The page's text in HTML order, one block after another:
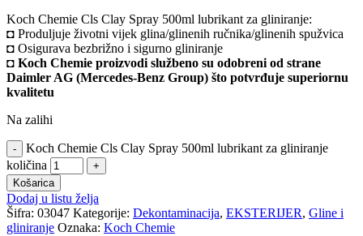
Koch Chemie Cls Clay Spray 500ml lubrikant za gliniranje:
◘ Produljuje životni vijek glina/glinenih ručnika/glinenih spužvica
◘ Osigurava bezbrižno i sigurno gliniranje
◘ Koch Chemie proizvodi službeno su odobreni od strane
Daimler AG (Mercedes-Benz Group) što potvrđuje superiornu
kvalitetu
Na zalihi
Koch Chemie Cls Clay Spray 500ml lubrikant za gliniranje
količina
Košarica
Dodaj u listu želja
Šifra: 03047 Kategorije: Dekontaminacija, EKSTERIJER, Gline i
gliniranje Oznaka: Koch Chemie